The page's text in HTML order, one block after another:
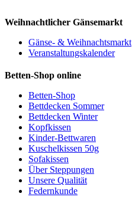
Weihnachtlicher Gänsemarkt
Gänse- & Weihnachtsmarkt
Veranstaltungskalender
Betten-Shop online
Betten-Shop
Bettdecken Sommer
Bettdecken Winter
Kopfkissen
Kinder-Bettwaren
Kuschelkissen 50g
Sofakissen
Über Steppungen
Unsere Qualität
Federnkunde